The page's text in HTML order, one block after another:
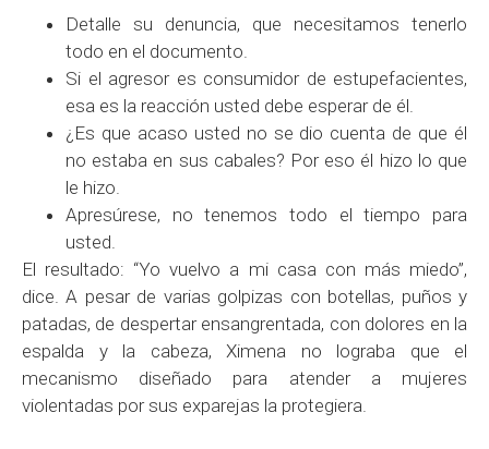
Detalle su denuncia, que necesitamos tenerlo
todo en el documento.
Si el agresor es consumidor de estupefacientes,
esa es la reacción usted debe esperar de él.
¿Es que acaso usted no se dio cuenta de que él
no estaba en sus cabales? Por eso él hizo lo que
le hizo.
Apresúrese, no tenemos todo el tiempo para
usted.
El resultado: “Yo vuelvo a mi casa con más miedo”,
dice. A pesar de varias golpizas con botellas, puños y
patadas, de despertar ensangrentada, con dolores en la
espalda y la cabeza, Ximena no lograba que el
mecanismo diseñado para atender a mujeres
violentadas por sus exparejas la protegiera.